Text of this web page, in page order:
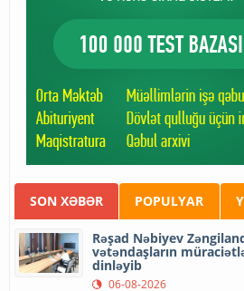
SON XƏBƏR POPULYAR
Rəşad Nəbiyev
vətəndaşların
dinləyib
06-08-2026